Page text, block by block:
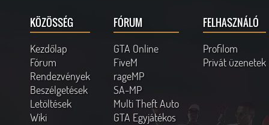
KÖZÖSSÉG
Kezdőlap
Fórum
Rendezvények
Beszélgetések
Letöltések
Wiki
FÓRUM
GTA Online
FiveM
rageMP
SA-MP
Multi Theft Auto
GTA Egyjátékos
FELHASZNÁLÓ
Profilom
Privát üzenetek